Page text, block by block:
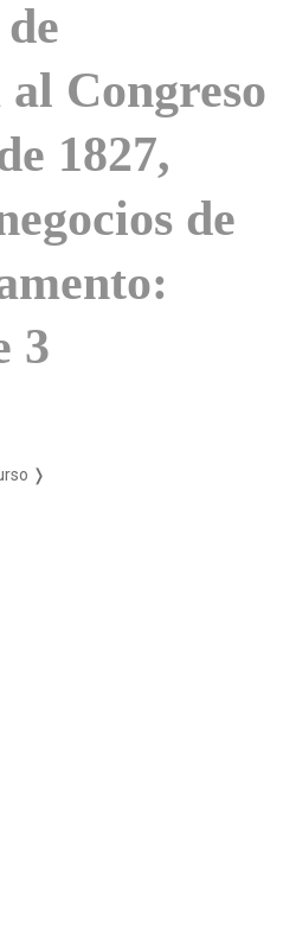
Congreso
1827,
de
3
❭